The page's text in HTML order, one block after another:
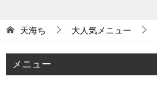
天海ち 大人気メニュー
メニュー